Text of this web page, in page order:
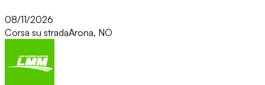
08/11/2026
Corsa su stradaArona, NO